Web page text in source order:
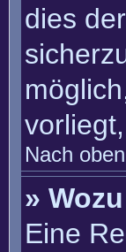
dies
Nach oben
»
Eine